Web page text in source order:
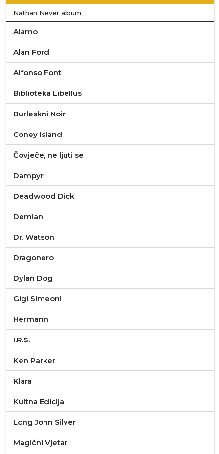
Nathan Never album
Alamo
Alan Ford
Alfonso Font
Biblioteka Libellus
Burleskni Noir
Coney Island
Čovječe, ne ljuti se
Dampyr
Deadwood Dick
Demian
Dr. Watson
Dragonero
Dylan Dog
Gigi Simeoni
Hermann
I.R.$.
Ken Parker
Klara
Kultna Edicija
Long John Silver
Magični Vjetar